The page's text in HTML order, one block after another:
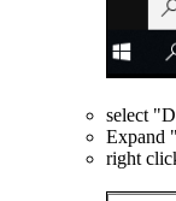
select
Expand
right